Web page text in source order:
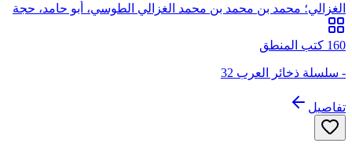
الغزالي؛ محمد بن محمد بن محمد الغزالي الطوسي، أبو حامد، حجة
الإسلام
160 كتب المنطق
- سلسلة ذخائر العرب 32
تفاصيل